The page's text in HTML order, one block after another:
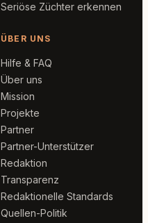
Seriöse Züchter erkennen
ÜBER UNS
Hilfe & FAQ
Über uns
Mission
Projekte
Partner
Partner-Unterstützer
Redaktion
Transparenz
Redaktionelle Standards
Quellen-Politik